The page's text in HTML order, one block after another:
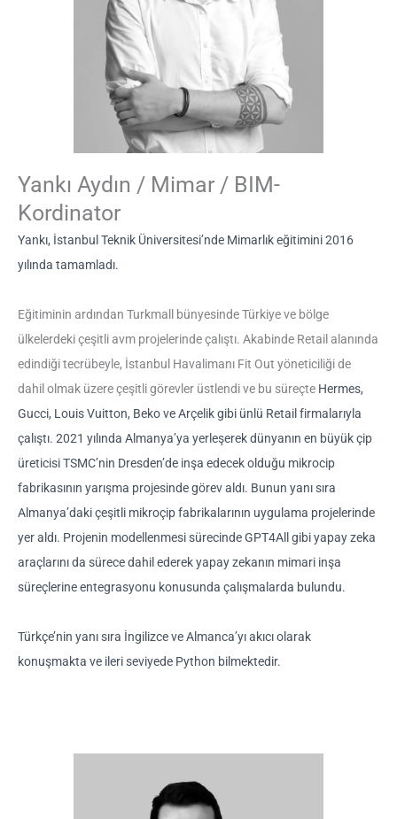
Yankı Aydın / Mimar / BIM-
Kordinator
Yankı, İstanbul Teknik Üniversitesi’nde Mimarlık eğitimini 2016
yılında tamamladı.
Eğitiminin ardından Turkmall bünyesinde Türkiye ve bölge
ülkelerdeki çeşitli avm projelerinde çalıştı. Akabinde Retail alanında
edindiği tecrübeyle, İstanbul Havalimanı Fit Out yöneticiliği de
dahil olmak üzere çeşitli görevler üstlendi ve bu süreçte Hermes,
Gucci, Louis Vuitton, Beko ve Arçelik gibi ünlü Retail firmalarıyla
çalıştı. 2021 yılında Almanya’ya yerleşerek dünyanın en büyük çip
üreticisi TSMC’nin Dresden’de inşa edecek olduğu mikrocip
fabrikasının yarışma projesinde görev aldı. Bunun yanı sıra
Almanya’daki çeşitli mikroçip fabrikalarının uygulama projelerinde
yer aldı. Projenin modellenmesi sürecinde GPT4All gibi yapay zeka
araçlarını da sürece dahil ederek yapay zekanın mimari inşa
süreçlerine entegrasyonu konusunda çalışmalarda bulundu.
Türkçe’nin yanı sıra İngilizce ve Almanca’yı akıcı olarak
konuşmakta ve ileri seviyede Python bilmektedir.